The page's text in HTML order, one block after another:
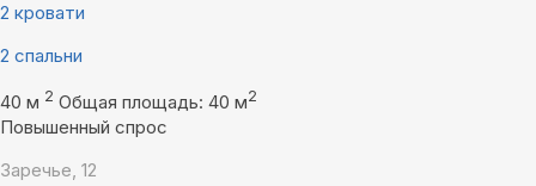
2 кровати
2 спальни
40 м 2 Общая площадь: 40 м2
Повышенный спрос
Заречье, 12